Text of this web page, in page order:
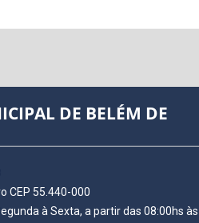
DE BELÉM DE
CEP 55.440-000
à Sexta, a partir das 08:00hs às